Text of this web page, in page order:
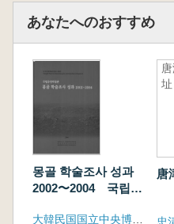
あなたへのおすすめ
몽골 학술조사 성과
2002〜2004 국립중
学術調査成果 2002〜
址
唐